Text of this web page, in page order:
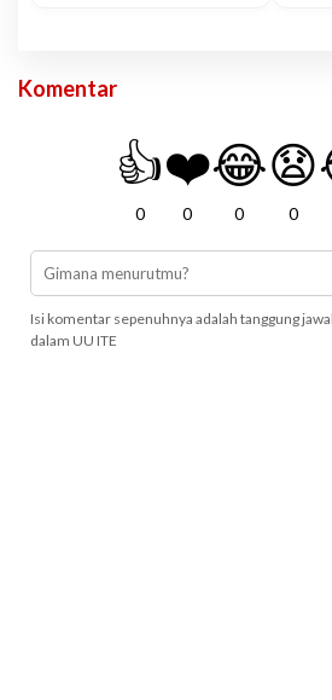
Komentar
👍
0
❤️
0
😂
0
😧
0
Isi komentar sepenuhnya adalah tanggung
dalam UU ITE